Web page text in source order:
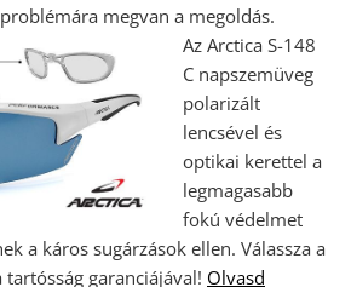
megvan a megoldás.
Az Arctica S-148
C napszemüveg
polarizált
lencsével és
optikai kerettel a
legmagasabb
fokú védelmet
a káros sugárzások ellen. Válassza a
garanciájával! Olvasd